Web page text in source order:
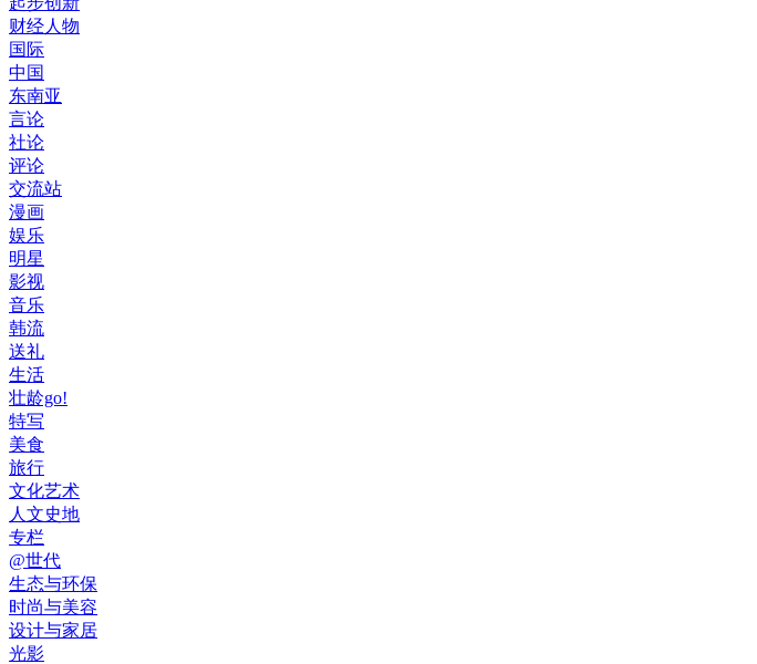
财经人物
国际
中国
东南亚
言论
社论
评论
交流站
漫画
娱乐
明星
影视
音乐
韩流
送礼
生活
壮龄go!
特写
美食
旅行
文化艺术
人文史地
专栏
@世代
生态与环保
时尚与美容
设计与家居
光影